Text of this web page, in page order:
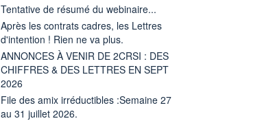
Tentative de résumé du webinaire...
Après les contrats cadres, les Lettres
d'intention ! Rien ne va plus.
ANNONCES À VENIR DE 2CRSI : DES
CHIFFRES & DES LETTRES EN SEPT
2026
File des amix irréductibles :Semaine 27
au 31 juillet 2026.